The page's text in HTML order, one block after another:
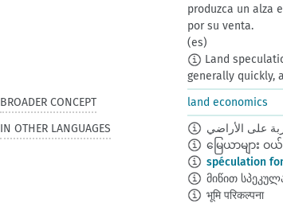
produzca un alza
por su venta.
(es)
Land
generally quickly,
BROADER CONCEPT
land economics
IN OTHER LANGUAGES
على الأراضي
မြေယာများ ဝ
spéculation
მიწით
भूमि परिकल्पना